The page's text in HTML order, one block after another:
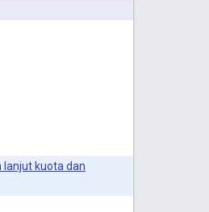
lanjut kuota dan